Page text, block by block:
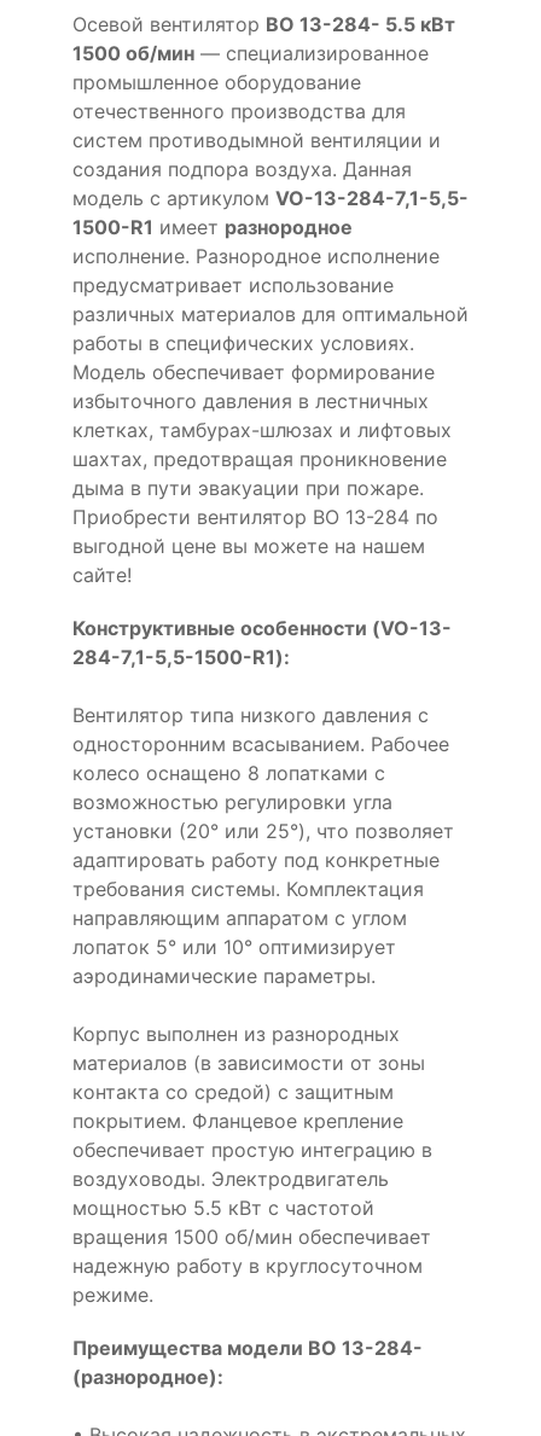
Осевой вентилятор ВО 13-284- 5.5 кВт
1500 об/мин — специализированное
промышленное оборудование
отечественного производства для
систем противодымной вентиляции и
создания подпора воздуха. Данная
модель с артикулом VO-13-284-7,1-5,5-
1500-R1 имеет разнородное
исполнение. Разнородное исполнение
предусматривает использование
различных материалов для оптимальной
работы в специфических условиях.
Модель обеспечивает формирование
избыточного давления в лестничных
клетках, тамбурах-шлюзах и лифтовых
шахтах, предотвращая проникновение
дыма в пути эвакуации при пожаре.
Приобрести вентилятор ВО 13-284 по
выгодной цене вы можете на нашем
сайте!
Конструктивные особенности (VO-13-
284-7,1-5,5-1500-R1):
Вентилятор типа низкого давления с
односторонним всасыванием. Рабочее
колесо оснащено 8 лопатками с
возможностью регулировки угла
установки (20° или 25°), что позволяет
адаптировать работу под конкретные
требования системы. Комплектация
направляющим аппаратом с углом
лопаток 5° или 10° оптимизирует
аэродинамические параметры.
Корпус выполнен из разнородных
материалов (в зависимости от зоны
контакта со средой) с защитным
покрытием. Фланцевое крепление
обеспечивает простую интеграцию в
воздуховоды. Электродвигатель
мощностью 5.5 кВт с частотой
вращения 1500 об/мин обеспечивает
надежную работу в круглосуточном
режиме.
Преимущества модели ВО 13-284-
(разнородное):